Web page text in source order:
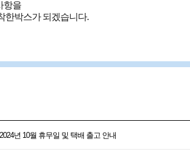
항을
한박스가 되겠습니다.
2024년 10월 휴무일 및 택배 출고 안내